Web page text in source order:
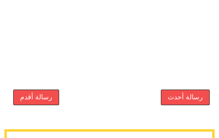
رسالة أحدث رسالة أقدم